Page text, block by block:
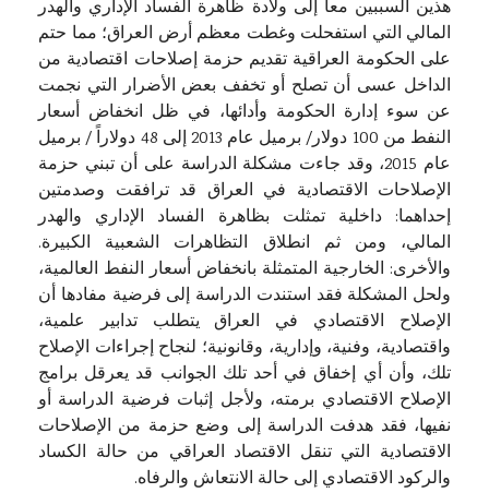
هذين السببين معاً إلى ولادة ظاهرة الفساد الإداري والهدر
المالي التي استفحلت وغطت معظم أرض العراق؛ مما حتم
على الحكومة العراقية تقديم حزمة إصلاحات اقتصادية من
الداخل عسى أن تصلح أو تخفف بعض الأضرار التي نجمت
عن سوء إدارة الحكومة وأدائها، في ظل انخفاض أسعار
النفط من 100 دولار/ برميل عام 2013 إلى 48 دولاراً / برميل
عام 2015، وقد جاءت مشكلة الدراسة على أن تبني حزمة
الإصلاحات الاقتصادية في العراق قد ترافقت وصدمتين
إحداهما: داخلية تمثلت بظاهرة الفساد الإداري والهدر
المالي، ومن ثم انطلاق التظاهرات الشعبية الكبيرة.
والأخرى: الخارجية المتمثلة بانخفاض أسعار النفط العالمية،
ولحل المشكلة فقد استندت الدراسة إلى فرضية مفادها أن
الإصلاح الاقتصادي في العراق يتطلب تدابير علمية،
واقتصادية، وفنية، وإدارية، وقانونية؛ لنجاح إجراءات الإصلاح
تلك، وأن أي إخفاق في أحد تلك الجوانب قد يعرقل برامج
الإصلاح الاقتصادي برمته، ولأجل إثبات فرضية الدراسة أو
نفيها، فقد هدفت الدراسة إلى وضع حزمة من الإصلاحات
الاقتصادية التي تنقل الاقتصاد العراقي من حالة الكساد
والركود الاقتصادي إلى حالة الانتعاش والرفاه.